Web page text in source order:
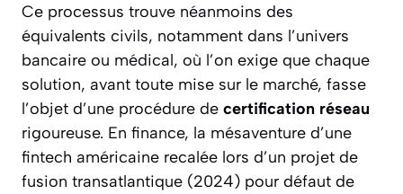
Ce processus trouve néanmoins des
équivalents civils, notamment dans l’univers
bancaire ou médical, où l’on exige que chaque
solution, avant toute mise sur le marché, fasse
l’objet d’une procédure de certification réseau
rigoureuse. En finance, la mésaventure d’une
fintech américaine recalée lors d’un projet de
fusion transatlantique (2024) pour défaut de